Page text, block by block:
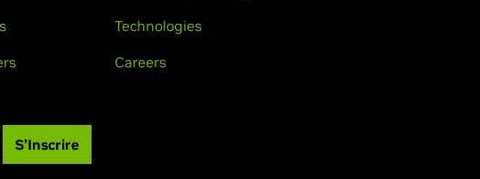
Technologies
Careers
S’Inscrire